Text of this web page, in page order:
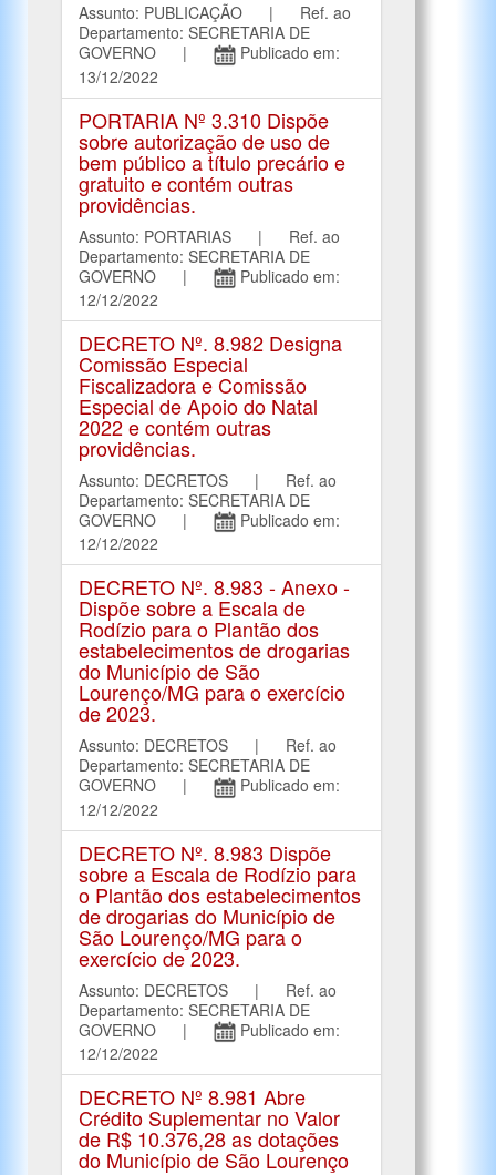
Assunto: PUBLICAÇÃO | Ref. ao
Departamento: SECRETARIA DE
GOVERNO |
Publicado em:
13/12/2022
PORTARIA Nº 3.310 Dispõe
sobre autorização de uso de
bem público a título precário e
gratuito e contém outras
providências.
Assunto: PORTARIAS | Ref. ao
Departamento: SECRETARIA DE
GOVERNO |
Publicado em:
12/12/2022
DECRETO Nº. 8.982 Designa
Comissão Especial
Fiscalizadora e Comissão
Especial de Apoio do Natal
2022 e contém outras
providências.
Assunto: DECRETOS | Ref. ao
Departamento: SECRETARIA DE
GOVERNO |
Publicado em:
12/12/2022
DECRETO Nº. 8.983 - Anexo -
Dispõe sobre a Escala de
Rodízio para o Plantão dos
estabelecimentos de drogarias
do Município de São
Lourenço/MG para o exercício
de 2023.
Assunto: DECRETOS | Ref. ao
Departamento: SECRETARIA DE
GOVERNO |
Publicado em:
12/12/2022
DECRETO Nº. 8.983 Dispõe
sobre a Escala de Rodízio para
o Plantão dos estabelecimentos
de drogarias do Município de
São Lourenço/MG para o
exercício de 2023.
Assunto: DECRETOS | Ref. ao
Departamento: SECRETARIA DE
GOVERNO |
Publicado em:
12/12/2022
DECRETO Nº 8.981 Abre
Crédito Suplementar no Valor
de R$ 10.376,28 as dotações
do Município de São Lourenço